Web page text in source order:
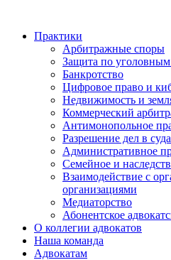
Практики
Арбитражные споры
Защита по
Банкротство
Цифровое право и
Недвижимость и
Коммерческий
Антимонопольное
Разрешение дел в
Административное
Семейное и
Взаимодействие с
организациями
Медиаторство
Абонентское
О коллегии адвокатов
Наша команда
Адвокатам